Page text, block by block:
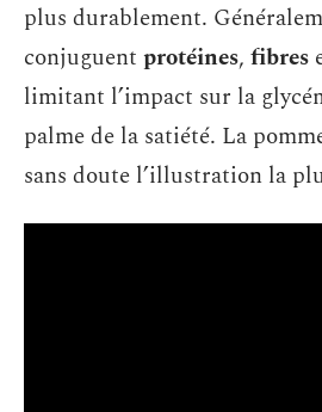
plus durablement.
conjuguent protéines, fibres
limitant l’impact sur la
palme de la satiété. La
sans doute l’illustration la